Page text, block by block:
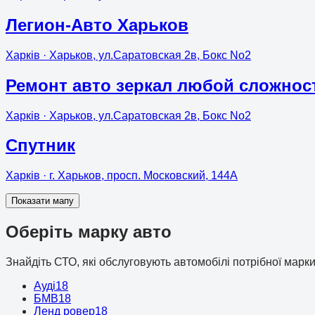
Легион-Авто Харьков
Харків · Харьков, ул.Саратовская 2в, Бокс No2
Ремонт авто зеркал любой
Харків · Харьков, ул.Саратовская 2в, Бокс No2
Спутник
Харків · г. Харьков, просп. Московский, 144А
Показати мапу
Оберіть марку авто
Знайдіть СТО, які обслуговують автомобілі потрібної
Ауді18
БМВ18
Ленд ровер18